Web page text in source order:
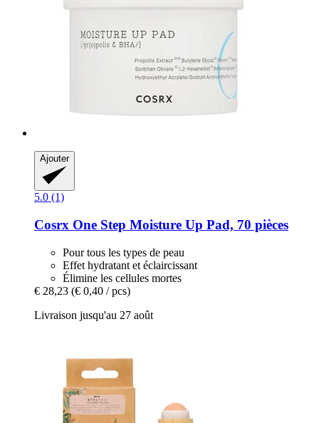
Ajouter
5.0 (1)
Cosrx One Step Moisture Up Pad, 70 pièces
Pour tous les types de peau
Effet hydratant et éclaircissant
Élimine les cellules mortes
€ 28,23 (€ 0,40 / pcs)
Livraison jusqu'au 27 août